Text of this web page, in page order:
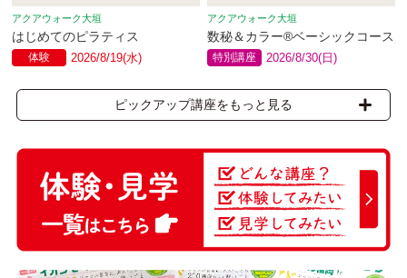
アクアウォーク大垣
はじめてのピラティス
体験 2026/8/19(水)
アクアウォーク大垣
数秘＆カラー®ベーシックコース
特別講座 2026/8/30(日)
ピックアップ講座をもっと見る